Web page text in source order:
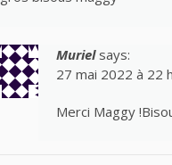
Muriel says:
27 mai 2022 à 22
Merci Maggy